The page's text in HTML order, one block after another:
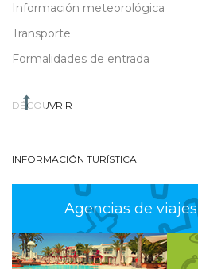
Información meteorológica
Transporte
Formalidades de entrada
DÉCOUVRIR
INFORMACIÓN TURÍSTICA
Agencias de viajes